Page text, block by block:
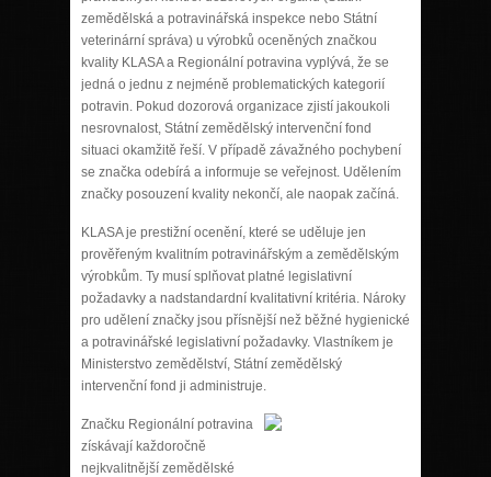
zemědělská a potravinářská inspekce nebo Státní
veterinární správa) u výrobků oceněných značkou
kvality KLASA a Regionální potravina vyplývá, že se
jedná o jednu z nejméně problematických kategorií
potravin. Pokud dozorová organizace zjistí jakoukoli
nesrovnalost, Státní zemědělský intervenční fond
situaci okamžitě řeší. V případě závažného pochybení
se značka odebírá a informuje se veřejnost. Udělením
značky posouzení kvality nekončí, ale naopak začíná.
KLASA je prestižní ocenění, které se uděluje jen
prověřeným kvalitním potravinářským a zemědělským
výrobkům. Ty musí splňovat platné legislativní
požadavky a nadstandardní kvalitativní kritéria. Nároky
pro udělení značky jsou přísnější než běžné hygienické
a potravinářské legislativní požadavky. Vlastníkem je
Ministerstvo zemědělství, Státní zemědělský
intervenční fond ji administruje.
Značku Regionální potravina
získávají každoročně
nejkvalitnější zemědělské